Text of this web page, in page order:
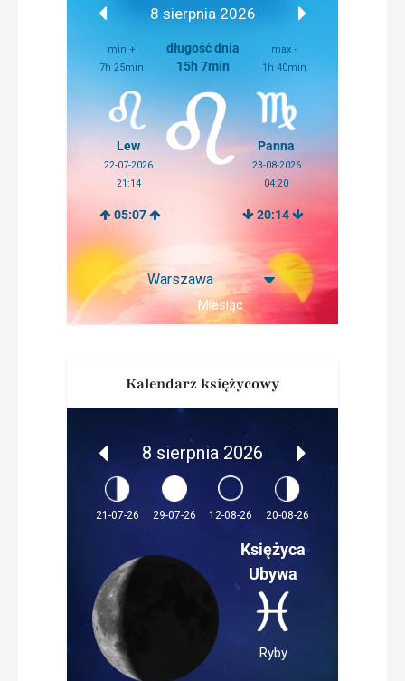
8 sierpnia 2026
min +
7h 25min
długość dnia
15h 7min
max -
1h 40min
Lew
22-07-2026
21:14
Panna
23-08-2026
04:20
05:07 20:14
Miesiąc
Kalendarz księżycowy
8 sierpnia 2026
21-07-26 29-07-26 12-08-26 20-08-26
Księżyca
Ubywa
Ryby